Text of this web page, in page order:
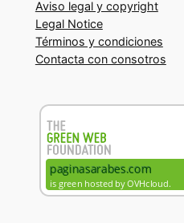
Aviso legal y copyright
Legal Notice
Términos y condiciones
Contacta con consotros